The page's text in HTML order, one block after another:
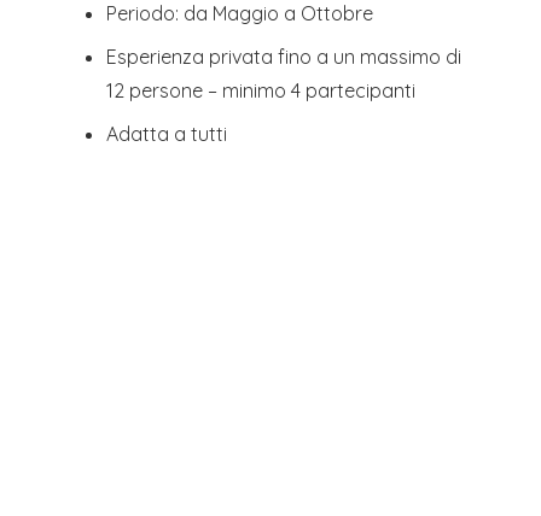
Periodo: da Maggio a Ottobre
Esperienza privata fino a un massimo di
12 persone – minimo 4 partecipanti
Adatta a tutti